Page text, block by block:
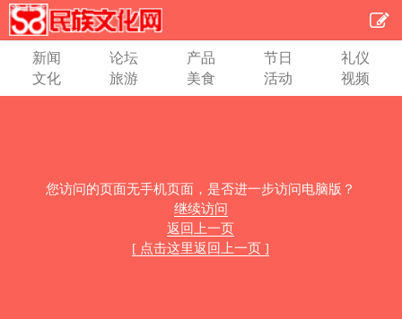
新闻 论坛 产品 节日
礼仪
文化
旅游 美食 活动 视频
您访问的页面无手机页面，是否进一步访问电脑版？
继续访问
返回上一页
[ 点击这里返回上一页 ]